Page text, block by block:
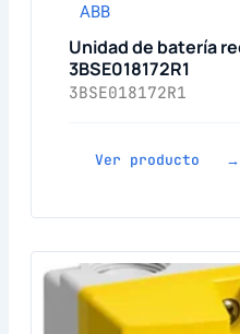
ABB
Unidad de batería
3BSE018172R1
3BSE018172R1
Ver producto →